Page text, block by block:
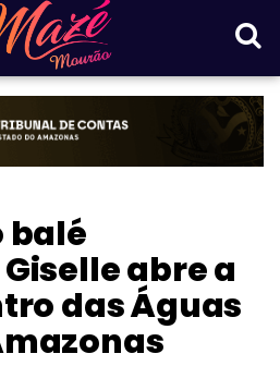
balé
abre a
das Águas